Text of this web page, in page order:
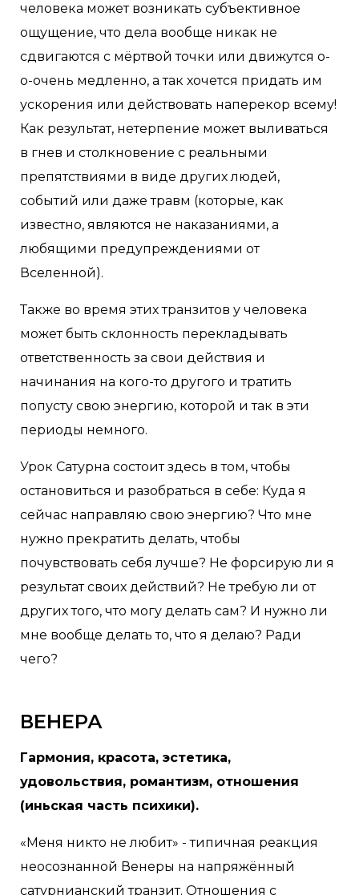
человека может возникать субъективное
ощущение, что дела вообще никак не
сдвигаются с мёртвой точки или движутся о-
о-очень медленно, а так хочется придать им
ускорения или действовать наперекор всему!
Как результат, нетерпение может выливаться
в гнев и столкновение с реальными
препятствиями в виде других людей,
событий или даже травм (которые, как
известно, являются не наказаниями, а
любящими предупреждениями от
Вселенной).
Также во время этих транзитов у человека
может быть склонность перекладывать
ответственность за свои действия и
начинания на кого-то другого и тратить
попусту свою энергию, которой и так в эти
периоды немного.
Урок Сатурна состоит здесь в том, чтобы
остановиться и разобраться в себе: Куда я
сейчас направляю свою энергию? Что мне
нужно прекратить делать, чтобы
почувствовать себя лучше? Не форсирую ли я
результат своих действий? Не требую ли от
других того, что могу делать сам? И нужно ли
мне вообще делать то, что я делаю? Ради
чего?
ВЕНЕРА
Гармония, красота, эстетика,
удовольствия, романтизм, отношения
(иньская часть психики).
«Меня никто не любит» - типичная реакция
неосознанной Венеры на напряжённый
сатурнианский транзит. Отношения с